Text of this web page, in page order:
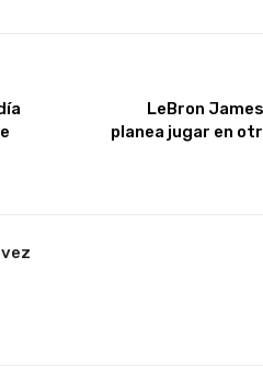
LeBron
planea jugar en